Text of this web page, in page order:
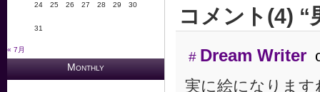
コメント(4) “
# Dream Writer
実に絵になります
24 25 26 27 28 29 30
31
« 7月
Monthly